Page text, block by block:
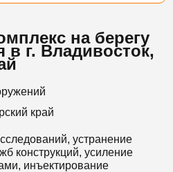
на берегу
в г. Владивосток,
край
, устранение
конструкций, усиление
инъектирование